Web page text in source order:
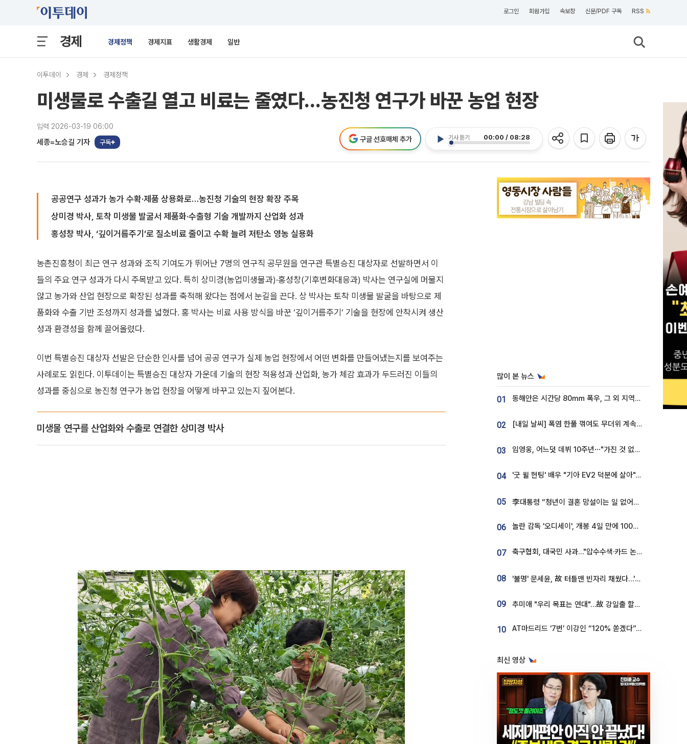
로그인 회원가입 속보창 신문/PDF 구독 RSS
경제 경제정책 경제지표 생활경제 일반
이투데이 경제 경제정책
미생물로 수출길 열고 비료는 줄였다…농진청 연구가 바꾼 농업 현장
입력 2026-03-19 06:00
세종=노승길 기자 구독
기사 듣기 00:00 / 08:28
구글 선호매체 추가
공공연구 성과가 농가 수확·제품 상용화로…농진청 기술의 현장 확장 주목
상미경 박사, 토착 미생물 발굴서 제품화·수출형 기술 개발까지 산업화 성과
홍성창 박사, ‘깊이거름주기’로 질소비료 줄이고 수확 늘려 저탄소 영농 실용화
농촌진흥청이 최근 연구 성과와 조직 기여도가 뛰어난 7명의 연구직 공무원을 연구관 특별승진 대상자로 선발하면서 이
들의 주요 연구 성과가 다시 주목받고 있다. 특히 상미경(농업미생물과)·홍성창(기후변화대응과) 박사는 연구실에 머물지
않고 농가와 산업 현장으로 확장된 성과를 축적해 왔다는 점에서 눈길을 끈다. 상 박사는 토착 미생물 발굴을 바탕으로 제
품화와 수출 기반 조성까지 성과를 넓혔다. 홍 박사는 비료 사용 방식을 바꾼 ‘깊이거름주기’ 기술을 현장에 안착시켜 생산
성과 환경성을 함께 끌어올렸다.
이번 특별승진 대상자 선발은 단순한 인사를 넘어 공공 연구가 실제 농업 현장에서 어떤 변화를 만들어냈는지를 보여주는
사례로도 읽힌다. 이투데이는 특별승진 대상자 가운데 기술의 현장 적용성과 산업화, 농가 체감 효과가 두드러진 이들의
성과를 중심으로 농진청 연구가 농업 현장을 어떻게 바꾸고 있는지 짚어본다.
미생물 연구를 산업화와 수출로 연결한 상미경 박사
많이 본 뉴스
01 동해안은 시간당 80㎜ 폭우, 그 외 지역은 폭염…‘극과 극 날씨’
02 [내일 날씨] 폭염 한풀 꺾여도 무더위 계속⋯동해안 이틀 연속 비
03 임영웅, 어느덧 데뷔 10주년⋯"가진 것 없던 시절, 내 앞엔 20명의 팬뿐"
04 '굿 윌 헌팅' 배우 "기아 EV2 덕분에 살아"…교통사고 후 안전성 극찬
05 李대통령 “청년이 결혼 망설이는 일 없어야...제도상 불이익 조사”
06 놀란 감독 '오디세이', 개봉 4일 만에 100만 돌파⋯'왕사남' 보다 빠르다
07 축구협회, 대국민 사과…"압수수색·카드 논란 사죄, 강도 높은 쇄신"
08 '불명' 문세윤, 故 터틀맨 빈자리 채웠다…'거북이' 눈물의 최종 우승
09 추미애 "우리 목표는 연대"…故 강일출 할머니 흉상 제막
10 AT마드리드 ‘7번’ 이강인 “120% 쏟겠다”⋯시메오네 감독 “필요한 선수”
최신 영상